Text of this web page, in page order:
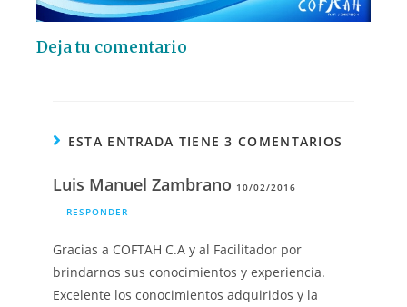
Deja tu comentario
ESTA ENTRADA TIENE 3 COMENTARIOS
Luis Manuel Zambrano 10/02/2016
RESPONDER
Gracias a COFTAH C.A y al Facilitador por
brindarnos sus conocimientos y experiencia.
Excelente los conocimientos adquiridos y la